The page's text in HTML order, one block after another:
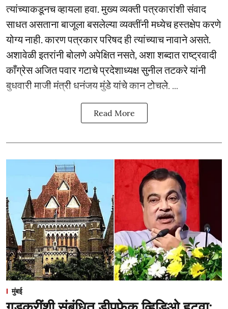
त्यांच्याकडूनच व्हायला हवा. मुख्य व्यक्ती पत्रकारांशी संवाद
साधत असताना बाजूला बसलेल्या व्यक्तींनी मध्येच हस्तक्षेप करणे
योग्य नाही. कारण पत्रकार परिषद ही त्यांच्याच नावाने असते.
अशावेळी इतरांनी बोलणे अपेक्षित नसते, अशा शब्दात राष्ट्रवादी
काँग्रेस अजित पवार गटाचे प्रदेशाध्यक्ष सुनील तटकरे यांनी
बुधवारी माजी मंत्री धनंजय मुंडे यांचे कान टोचले. ...
Read More
मुंबई